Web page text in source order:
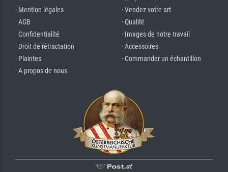
· Mention légales
· AGB
· Confidentialité
· Droit de rétractation
· Plaintes
· A propos de nous
· Vendez votre art
· Qualité
· Images de notre travail
· Accessoires
· Commander un échantillon